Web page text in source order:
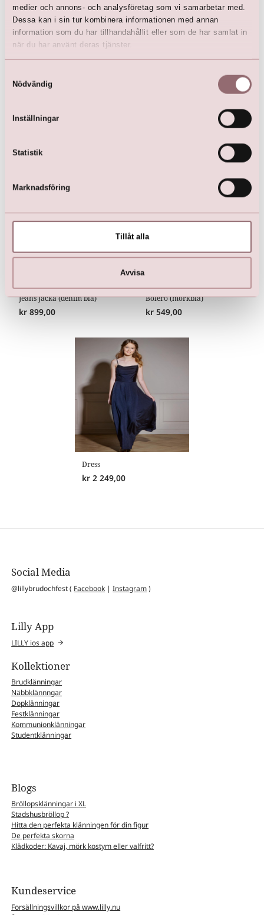
medier och annons- och analysföretag som vi samarbetar med.
Dessa kan i sin tur kombinera informationen med annan
information som du har tillhandahållit eller som de har samlat in
när du har använt deras tjänster.
Nödvändig
Inställningar
Statistik
Marknadsföring
Tillåt alla
Avvisa
LILLY Crunchy Tulle Illusion
V-hals (rosa)
2 500,00
kr 4 499,00
Jeans Jacka (denim blå)
kr 899,00
Bolero (mörkblå)
kr 549,00
Dress
kr 2 249,00
Social Media
@lillybrudochfest ( Facebook |Instagram)
Lilly App
LILLY ios app
Kollektioner
Brudklänningar
Näbbklännngar
Dopklänningar
Festklänningar
Kommunionklänningar
Studentklänningar
Blogs
Bröllopsklänningar i XL
Stadshusbröllop ?
Hitta den perfekta klänningen för din figur
De perfekta skorna
Klädkoder: Kavaj, mörk kostym eller valfritt?
Kundeservice
Forsällningsvillkor på www.lilly.nu